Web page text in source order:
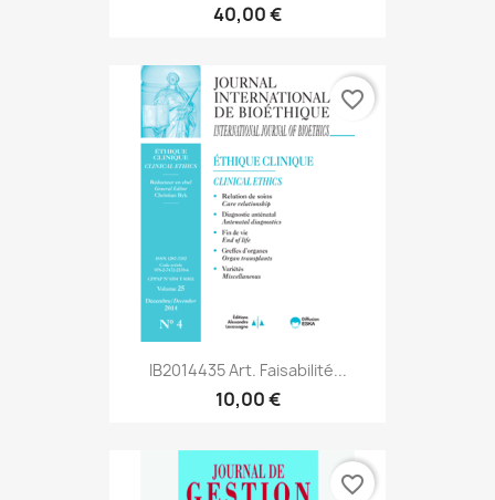
40,00 €
IB2014435 Art. Faisabilité...
10,00 €
favorite_border
favorite_border